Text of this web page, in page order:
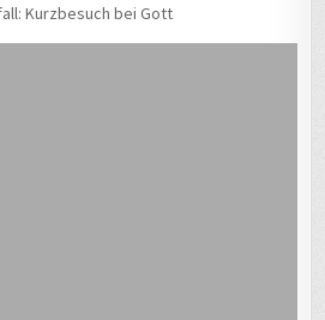
Kurzbesuch bei Gott